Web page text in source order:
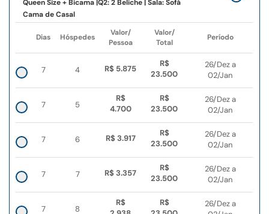
Queen Size + Bicama |Q2: 2 Beliche | Sala: Sofá
Cama de Casal
Dias Hóspedes
Valor/
Pessoa
Valor/
Total
Período
7 4 R$ 5.875
R$
23.500
26/Dez a
02/Jan
7 5
R$
4.700
R$
23.500
26/Dez a
02/Jan
7 6 R$ 3.917
R$
23.500
26/Dez a
02/Jan
7 7 R$ 3.357
R$
23.500
26/Dez a
02/Jan
7 8
R$
R$
26/Dez a